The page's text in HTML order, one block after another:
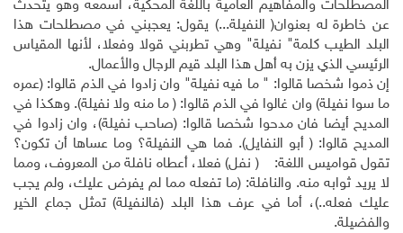
المصطلحات والمفاهيم العامية باللغة المحكية، أسمعه وهو يتحدث
عن خاطرة له بعنوان( النفيلة...) يقول: يعجبني في مصطلحات هذا
البلد الطيب كلمة" نفيلة" وهي تطربني قولا وفعلا، لأنها المقياس
الرئيسي الذي يزن به أهل هذا البلد قيم الرجال والأعمال.
إن ذموا شخصا قالوا: " ما فيه نفيلة" وان زادوا في الذم قالوا: (عمره
ما سوا نفيلة) وان غالوا في الذم قالوا: ( ما منه ولا نفيلة). وهكذا في
المديح أيضا فان مدحوا شخصا قالوا: (صاحب نفيلة)، وان زادوا في
المديح قالوا: ( أبو النفايل). فما هي النفيلة؟ وما عساها أن تكون؟
تقول قواميس اللغة: ( نفل) فعلا، أعطاه نافلة من المعروف، ومما
لا يريد ثوابه منه. والنافلة: (ما تفعله مما لم يفرض عليك، ولم يجب
عليك فعله..)، أما في عرف هذا البلد (فالنفيلة) تمثل جماع الخير
والفضيلة.